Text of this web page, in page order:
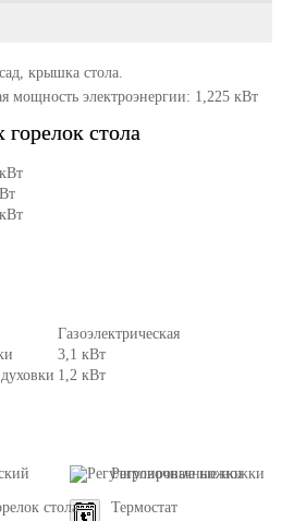
крышка стола.
мощность электроэнергии: 1,225 кВт
стола
Газоэлектрическая
3,1 кВт
1,2 кВт
Регулировачные ножки
стола Термостат